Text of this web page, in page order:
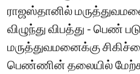
ராஜஸ்தானில்
விழுந்து விபத்து - பெண்
மருத்துவமனைக்கு
பெண்ணின் தலையில்